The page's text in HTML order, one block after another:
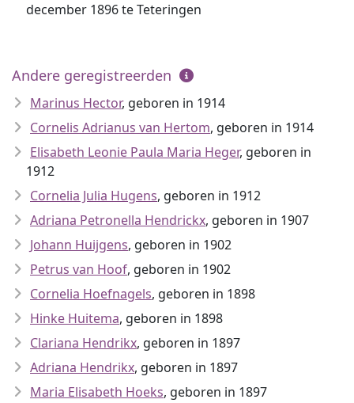
december 1896 te Teteringen
Andere geregistreerden
Marinus Hector, geboren in 1914
Cornelis Adrianus van Hertom, geboren in 1914
Elisabeth Leonie Paula Maria Heger, geboren in
1912
Cornelia Julia Hugens, geboren in 1912
Adriana Petronella Hendrickx, geboren in 1907
Johann Huijgens, geboren in 1902
Petrus van Hoof, geboren in 1902
Cornelia Hoefnagels, geboren in 1898
Hinke Huitema, geboren in 1898
Clariana Hendrikx, geboren in 1897
Adriana Hendrikx, geboren in 1897
Maria Elisabeth Hoeks, geboren in 1897